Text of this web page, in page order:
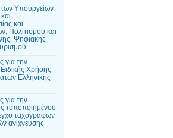
των Υπουργείων
και
Πολιτισμού και
Ψηφιακής
για την
Χρήσης
Ελληνικής
για την
τυποποιημένου
ταχογράφων
ανίχνευσης